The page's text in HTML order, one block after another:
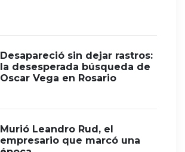
Desapareció sin dejar rastros:
la desesperada búsqueda de
Oscar Vega en Rosario
Murió Leandro Rud, el
empresario que marcó una